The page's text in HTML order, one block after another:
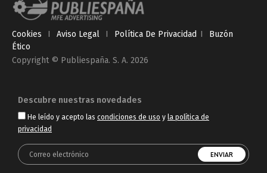
Cookies I Aviso Legal I Política De Privacidad I
Buzón
Ético
Copyright © Publiespaña. S. A. 2026
Descubre nuestras novedades
He leído y acepto las condiciones de uso y la política de
privacidad